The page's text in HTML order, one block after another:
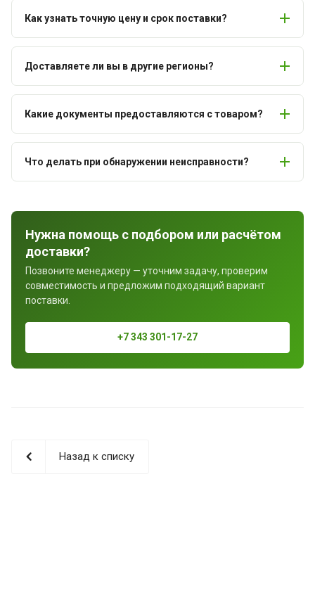
Как узнать точную цену и срок поставки?
Доставляете ли вы в другие регионы?
Какие документы предоставляются с товаром?
Что делать при обнаружении неисправности?
Нужна помощь с подбором или расчётом
доставки?
Позвоните менеджеру — уточним задачу, проверим
совместимость и предложим подходящий вариант
поставки.
+7 343 301-17-27
Назад к списку